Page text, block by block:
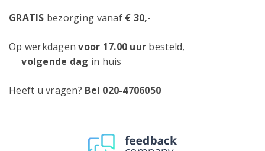
GRATIS bezorging vanaf € 30,-
Op werkdagenvoor 17.00 uur besteld,
volgende dag in huis
Heeft u vragen? Bel 020-4706050